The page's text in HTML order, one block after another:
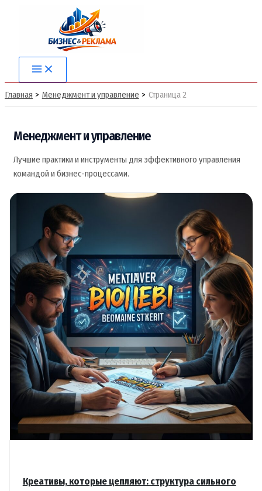
содержимому
Main
Menu
Главная Менеджмент и управление Страница 2
Менеджмент и управление
Лучшие практики и инструменты для эффективного управления
командой и бизнес-процессами.
Креативы, которые цепляют: структура сильного